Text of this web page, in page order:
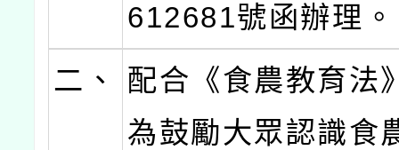
612681號函辦理。
二、
配合《食農教育法
為鼓勵大眾認識食